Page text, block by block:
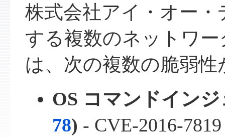
株式会社アイ・オー・
する複数のネットワ
は、次の複数の脆弱
OS コマンドイン
78) - CVE-2016-7819